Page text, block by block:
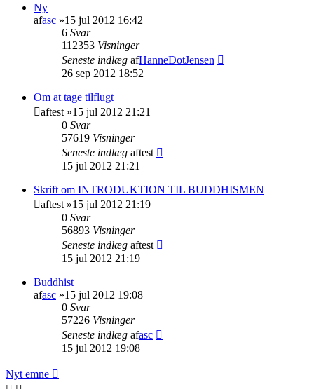
Ny
afasc »15 jul 2012 16:42
6 Svar
112353 Visninger
Seneste indlæg afHanneDotJensen
26 sep 2012 18:52
Om at tage tilflugt
aftest »15 jul 2012 21:21
0 Svar
57619 Visninger
Seneste indlæg aftest
15 jul 2012 21:21
Skrift om INTRODUKTION TIL BUDDHISMEN
aftest »15 jul 2012 21:19
0 Svar
56893 Visninger
Seneste indlæg aftest
15 jul 2012 21:19
Buddhist
afasc »15 jul 2012 19:08
0 Svar
57226 Visninger
Seneste indlæg afasc
15 jul 2012 19:08
Nyt emne